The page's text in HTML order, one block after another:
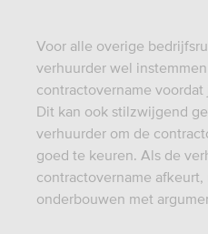
Voor alle overige
verhuurder wel
contractovername
Dit kan ook stilzwijgend
verhuurder om de
goed te keuren. Als de
contractovername
onderbouwen met